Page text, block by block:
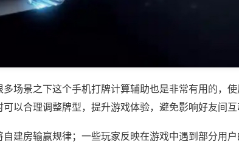
多场景之下这个手机打牌计算辅助也是非常有用的，
以合理调整牌型，提升游戏体验，避免影响好友间互
自建房输赢规律；一些玩家反映在游戏中遇到部分用